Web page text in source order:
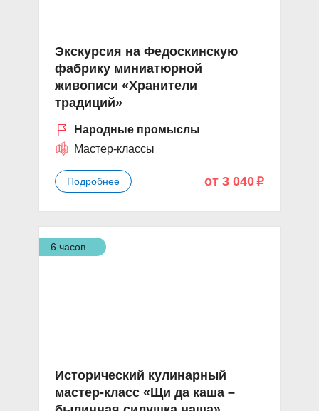
Экскурсия на Федоскинскую
фабрику миниатюрной
живописи «Хранители
традиций»
Народные промыслы
Мастер-классы
Подробнее от 3 040 p
6 часов
Исторический кулинарный
мастер-класс «Щи да каша –